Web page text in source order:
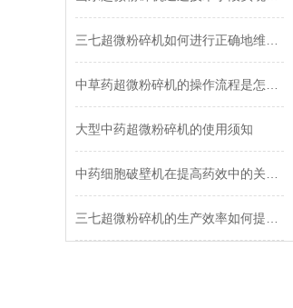
大型中药超微粉碎机的使用须知